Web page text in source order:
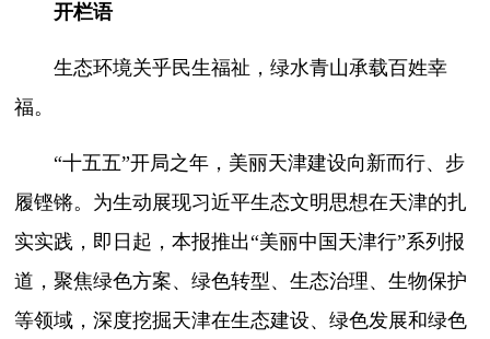
开栏语
生态环境关乎民生福祉，绿水青山承载百姓幸
福。
“十五五”开局之年，美丽天津建设向新而行、步
履铿锵。为生动展现习近平生态文明思想在天津的扎
实实践，即日起，本报推出“美丽中国天津行”系列报
道，聚焦绿色方案、绿色转型、生态治理、生物保护
等领域，深度挖掘天津在生态建设、绿色发展和绿色